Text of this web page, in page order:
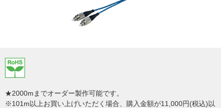
★2000mまでオーダー製作可能です。
※101m以上お買い上げいただく場合、購入金額が11,000円(税込)以